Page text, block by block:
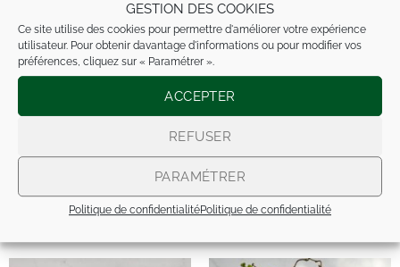
GESTION DES COOKIES
Ce site utilise des cookies pour permettre d'améliorer votre expérience
utilisateur. Pour obtenir davantage d'informations ou pour modifier vos
préférences, cliquez sur « Paramétrer ».
ACCEPTER
REFUSER
PARAMÉTRER
Politique de confidentialitéPolitique de confidentialité
DEUIL
NAISSANCE / BAPTÊME
NOS COMPOS ARTIFICIELLES